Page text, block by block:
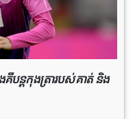
បន្តកុងត្រារបស់គាត់ និង